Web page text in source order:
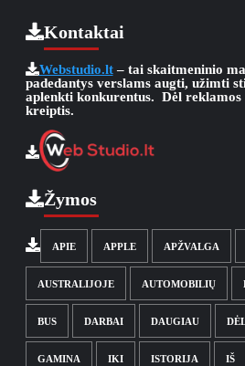
Kontaktai
Webstudio.lt– tai skaitmeninio
padedantys verslams augti, užimti
aplenkti konkurentus. Dėl
kreiptis.
Žymos
APIE APPLE APŽVALGA
AUSTRALIJOJE AUTOMOBILIŲ
BUS DARBAI DAUGIAU
GAMINA IKI ISTORIJA IŠ